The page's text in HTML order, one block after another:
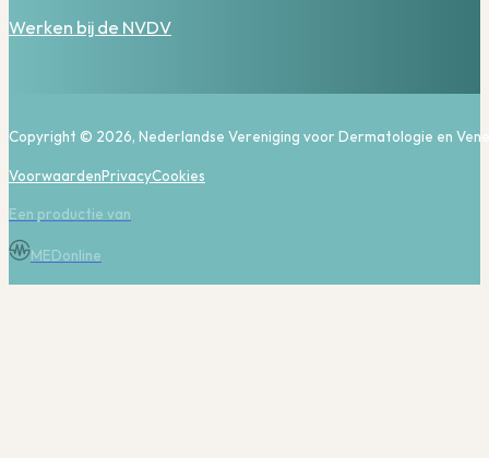
Werken bij de NVDV
Copyright © 2026, Nederlandse Vereniging voor Dermatologie en
VoorwaardenPrivacyCookies
Een productie van
MEDonline